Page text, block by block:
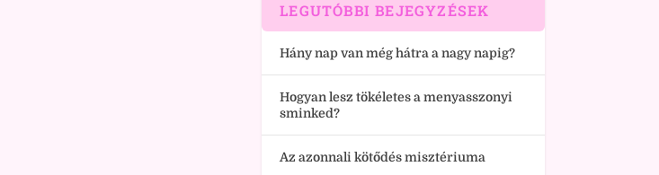
LEGUTÓBBI BEJEGYZÉSEK
Hány nap van még hátra a nagy napig?
Hogyan lesz tökéletes a menyasszonyi
sminked?
Az azonnali kötődés misztériuma